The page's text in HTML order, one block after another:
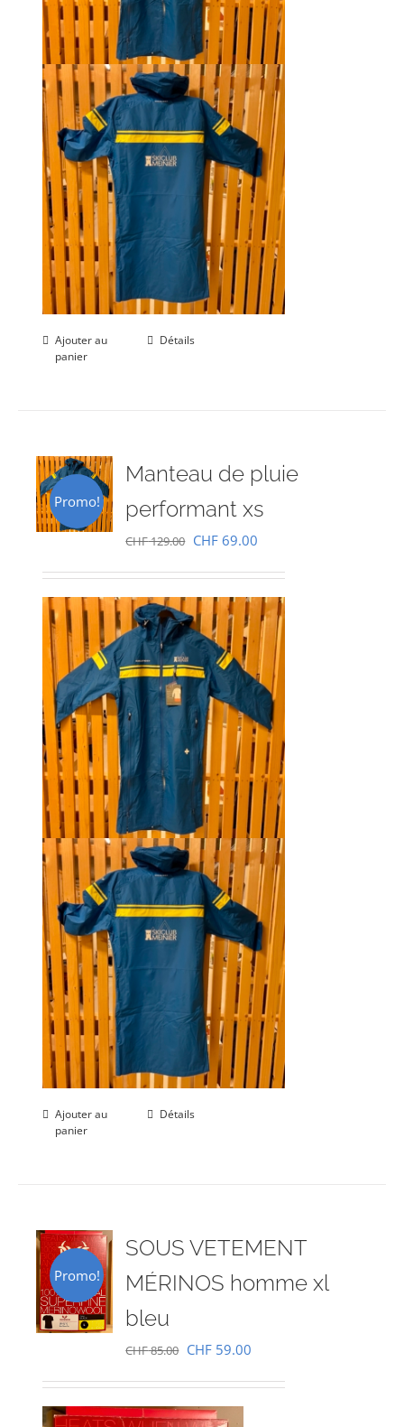
Ajouter au
panier
Détails
Promo!
Manteau de pluie
performant xs
CHF129.00 Le
initial
était :
CHF 129.00.
CHF 69.00
actuel
est :
CHF 69.00.
Ajouter au
panier
Détails
Promo!
SOUS VETEMENT
MÉRINOS homme xl
bleu
CHF85.00 Le
initial
CHF 59.00